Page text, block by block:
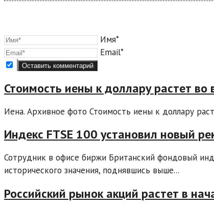
Имя*
Email*
Стоимость иены к доллару растет
Иена. Архивное фото Стоимость иены к доллару
Индекс FTSE 100 установил новый
Сотрудник в офисе биржи Британский фондовый
исторического значения, поднявшись выше...
Российский рынок акций растет в